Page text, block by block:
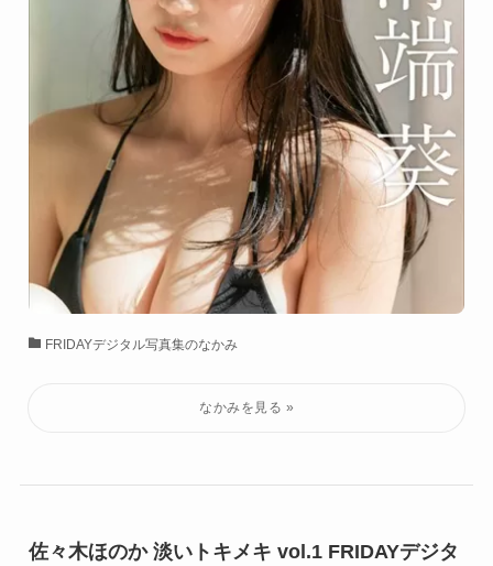
FRIDAYデジタル写真集のなかみ
佐々木ほのか 淡いトキメキ vol.1 FRIDAYデジタ